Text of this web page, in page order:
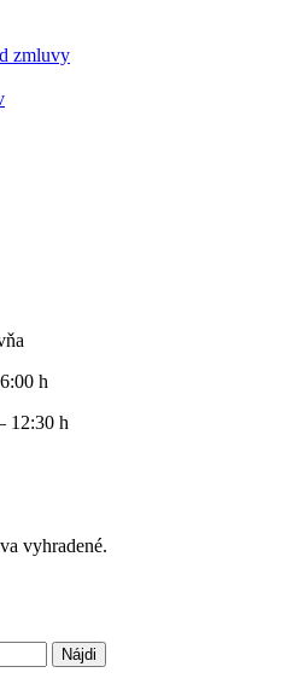
zmluvy
h
12:30 h
vyhradené.